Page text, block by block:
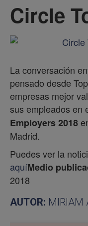
Circle
La conversación
pensado desde
empresas mejor
sus empleados en
Employers 2018
Madrid.
Puedes ver la
aquíMedio
2018
AUTOR: MIRIAM